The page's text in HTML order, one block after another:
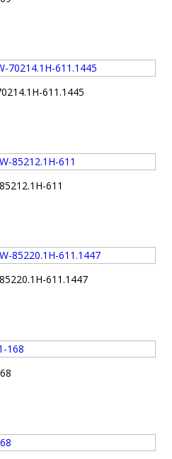
611.1445
611
611.1447